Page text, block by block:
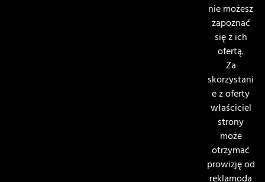
nie możesz
zapoznać
się z ich
ofertą.
Za
skorzystani
e z oferty
właściciel
strony
może
otrzymać
prowizję od